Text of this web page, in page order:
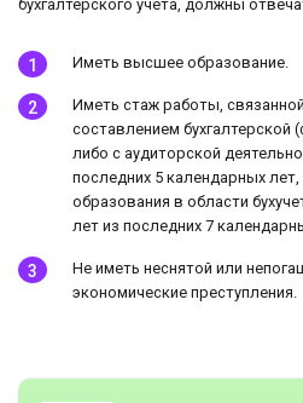
бухгалтерского учета, должны
Иметь высшее образование.
Иметь стаж работы, связанной
составлением бухгалтерской
либо с аудиторской
последних 5 календарных
образования в области
лет из последних 7
Не иметь неснятой или
экономические преступления.